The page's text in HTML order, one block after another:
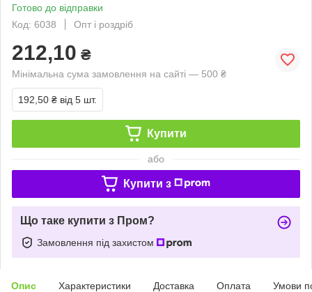
Готово до відправки
Код: 6038
Опт і роздріб
212,10 ₴
Мінімальна сума замовлення на сайті — 500 ₴
192,50 ₴ від 5 шт.
Купити
або
Купити з
Що таке купити з Пром?
Замовлення під захистом
Опис Характеристики Доставка Оплата Умови